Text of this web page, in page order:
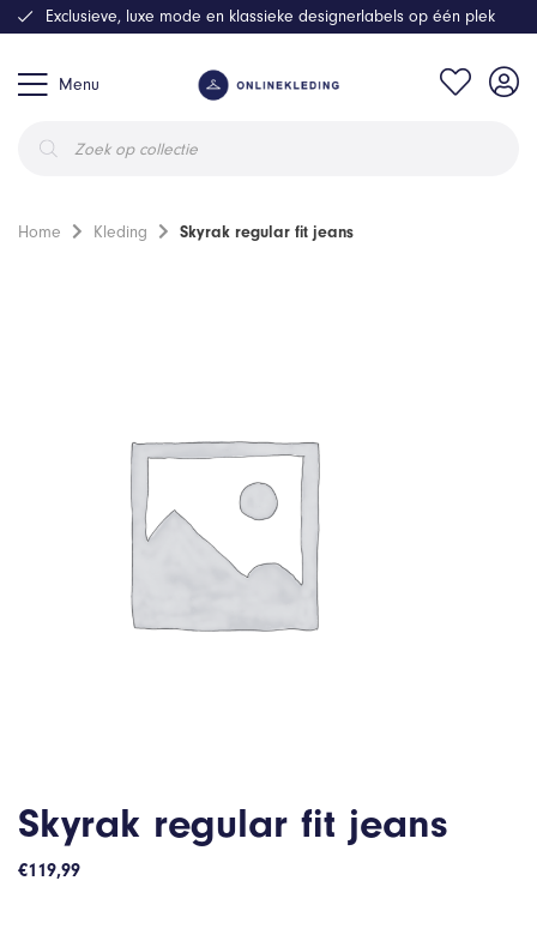
Menu
zoeken
Exclusieve, luxe mode en klassieke designerlabels op één plek
Home Kleding Skyrak regular fit jeans
Skyrak regular fit jeans
€119,99